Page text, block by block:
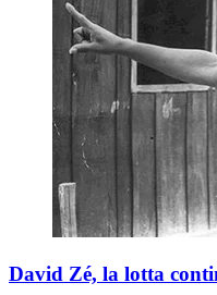
David Zé, la lotta